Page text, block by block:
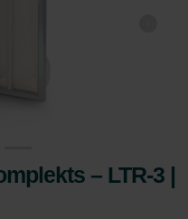
– LTR-3 |